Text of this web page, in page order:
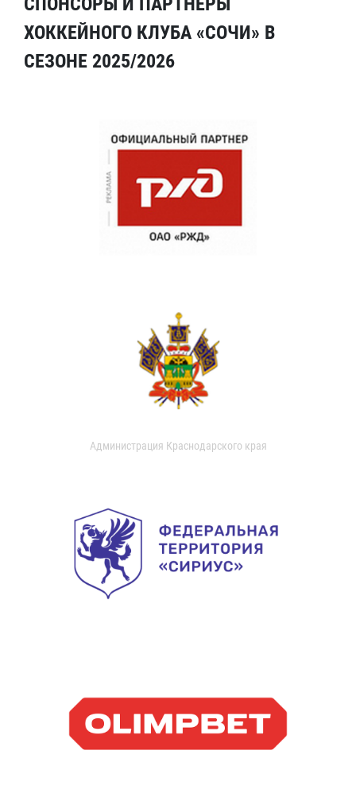
ХОККЕЙНОГО КЛУБА «СОЧИ» В
СЕЗОНЕ 2025/2026
Администрация Краснодарского края